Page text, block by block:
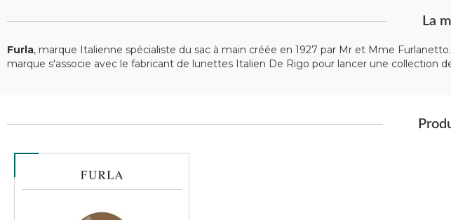
La
Furla, marque Italienne spécialiste du sac à main créée en 1927 par Mr et Mme
marque s'associe avec le fabricant de lunettes Italien De Rigo pour lancer une collection